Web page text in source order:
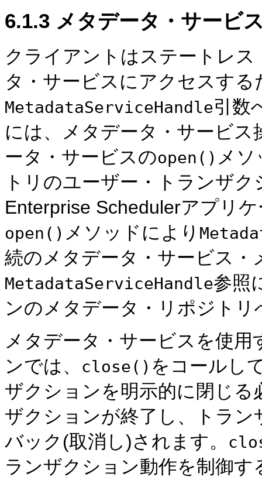
6.1.3 メタデータ・サービ
クライアントはステートレ
タ・サービスにアクセスす
MetadataServiceHandle引数
には、メタデータ・サービ
ータ・サービスのopen() メ
トリのユーザー・トランザ
Enterprise Schedulerアプリ
open() メソッドにより
続のメタデータ・サービス
MetadataServiceHandle参照
ンのメタデータ・リポジト
メタデータ・サービスを使
ンでは、
close() をコールし
ザクションを明示的に閉じ
ザクションが終了し、トラ
バック(取消し)されます。
ランザクション動作を制御